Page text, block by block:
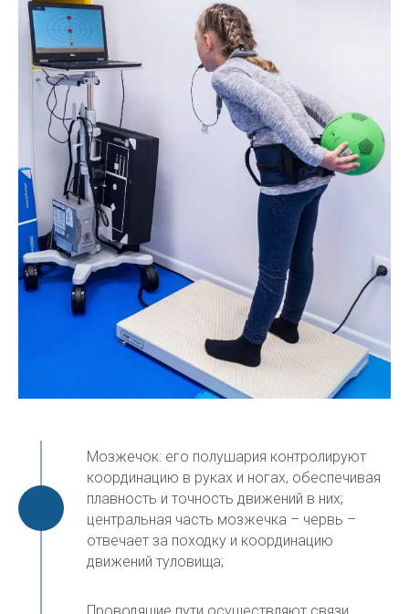
Мозжечок: его полушария контролируют
координацию в руках и ногах, обеспечивая
плавность и точность движений в них;
центральная часть мозжечка – червь –
отвечает за походку и координацию
движений туловища;